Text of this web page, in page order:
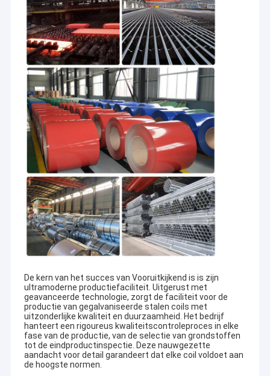
De kern van het succes van Vooruitkijkend is is zijn
ultramoderne productiefaciliteit. Uitgerust met
geavanceerde technologie, zorgt de faciliteit voor de
productie van gegalvaniseerde stalen coils met
uitzonderlijke kwaliteit en duurzaamheid. Het bedrijf
hanteert een rigoureus kwaliteitscontroleproces in elke
fase van de productie, van de selectie van grondstoffen
tot de eindproductinspectie. Deze nauwgezette
aandacht voor detail garandeert dat elke coil voldoet aan
de hoogste normen.